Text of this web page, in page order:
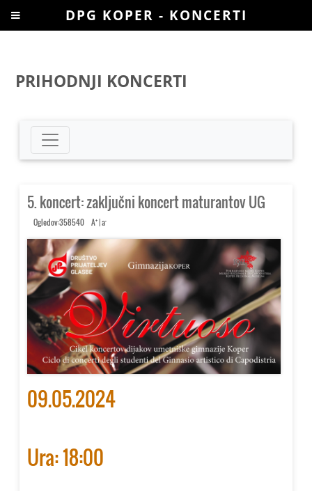
PRIHODNJI KONCERTI
5. koncert: zaključni koncert maturantov UG
Ogledov:358540A+|a-
09.05.2024
Ura: 18:00
DPG KOPER - KONCERTI